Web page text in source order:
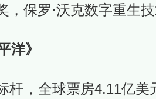
，保罗·沃克数字重生
洋》
杆，全球票房4.11亿